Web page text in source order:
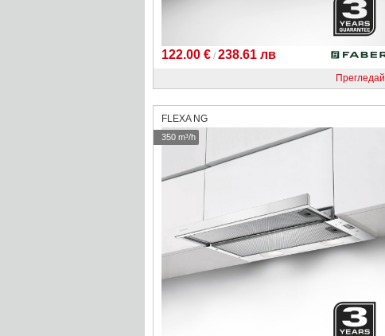
122.00 € / 238.61 лв
Прегледай
FLEXA NG
350 m³/h